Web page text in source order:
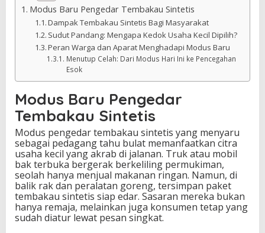
Modus Baru Pengedar Tembakau Sintetis
Dampak Tembakau Sintetis Bagi Masyarakat
Sudut Pandang: Mengapa Kedok Usaha Kecil Dipilih?
Peran Warga dan Aparat Menghadapi Modus Baru
Menutup Celah: Dari Modus Hari Ini ke Pencegahan
Esok
Modus Baru Pengedar
Tembakau Sintetis
Modus pengedar tembakau sintetis yang menyaru
sebagai pedagang tahu bulat memanfaatkan citra
usaha kecil yang akrab di jalanan. Truk atau mobil
bak terbuka bergerak berkeliling permukiman,
seolah hanya menjual makanan ringan. Namun, di
balik rak dan peralatan goreng, tersimpan paket
tembakau sintetis siap edar. Sasaran mereka bukan
hanya remaja, melainkan juga konsumen tetap yang
sudah diatur lewat pesan singkat.